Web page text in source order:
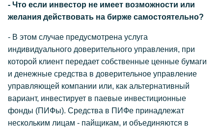
- Что если инвестор не имеет возможности или
желания действовать на бирже самостоятельно?
- В этом случае предусмотрена услуга
индивидуального доверительного управления, при
которой клиент передает собственные ценные бумаги
и денежные средства в доверительное управление
управляющей компании или, как альтернативный
вариант, инвестирует в паевые инвестиционные
фонды (ПИФы). Средства в ПИФе принадлежат
нескольким лицам - пайщикам, и объединяются в